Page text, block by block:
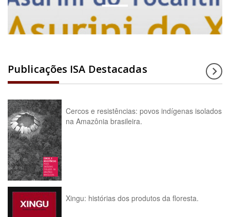
Publicações ISA Destacadas
Cercos e resistências: povos indígenas isolados
na Amazônia brasileira.
Xingu: histórias dos produtos da floresta.